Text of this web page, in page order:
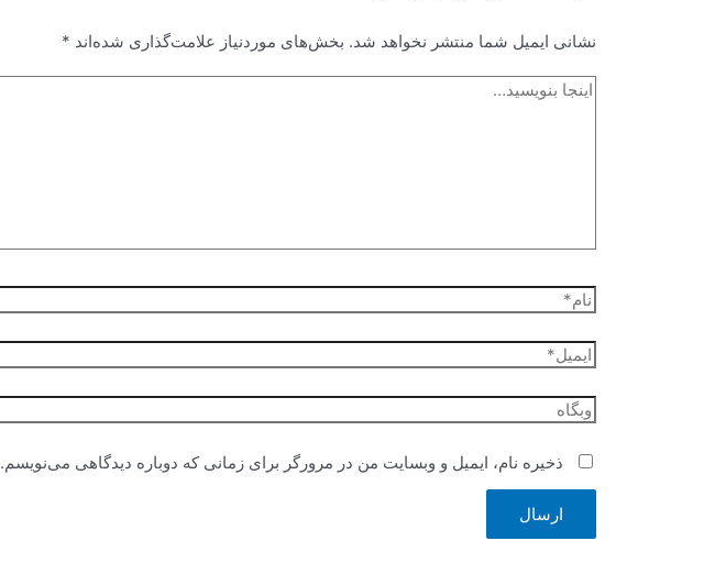
نشانی ایمیل شما منتشر نخواهد شد. بخش‌های موردنیاز علامت‌گذاری شده‌اند *
اینجا
بنویسید…
نام*
ایمیل*
وبگاه
ذخیره نام، ایمیل و وبسایت من در مرورگر برای زمانی که دوباره دیدگاهی می‌نویسم.